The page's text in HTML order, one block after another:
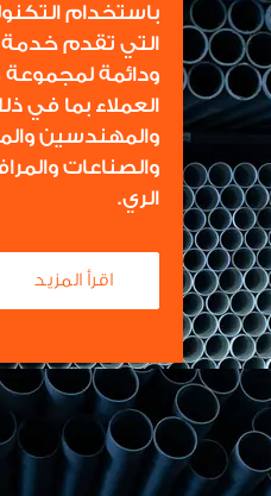
باستخدام
التي تقدم
ودائمة
العملاء بما في
والمهندسين
والصناعات
الري.
اقرأ المزيد